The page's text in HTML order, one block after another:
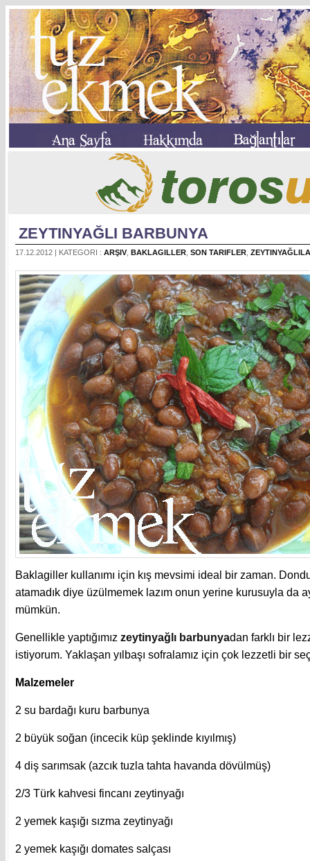
ZEYTINYAĞLI BARBUNYA
17.12.2012 | KATEGORI : ARŞIV, BAKLAGILLER SON TARIFLER
Baklagiller kullanımı için kış mevsimi ideal bir zaman.
atamadık diye üzülmemek lazım onun yerine kurusuyla da
mümkün.
Genellikle yaptığımız zeytinyağlı barbunyadan farklı bir
istiyorum. Yaklaşan yılbaşı sofralamız için çok lezzetli bir
Malzemeler
2 su bardağı kuru barbunya
2 büyük soğan (incecik küp şeklinde kıyılmış)
4 diş sarımsak (azcık tuzla tahta havanda dövülmüş)
2/3 Türk kahvesi fincanı zeytinyağı
2 yemek kaşığı sızma zeytinyağı
2 yemek kaşığı domates salçası